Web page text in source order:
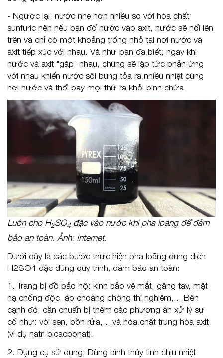
- Ngược lại, nước nhẹ hơn nhiều so với hóa chất
sunfuric nên nếu bạn đổ nước vào axit, nước sẽ nổi lên
trên và chỉ có một khoảng trống nhỏ tại nơi nước và
axit tiếp xúc với nhau. Và như bạn đã biết, ngay khi
nước và axit "gặp" nhau, chúng sẽ lập tức phản ứng
với nhau khiến nước sôi bùng tỏa ra nhiều nhiệt cùng
hơi nước và thổi bay mọi thứ ra khỏi bình chứa.
Luôn cho H2SO4đặc vào nước khi pha loãng để đảm
bảo an toàn. Ảnh: Internet.
Dưới đây là các bước thực hiện pha loãng dung dịch
H2SO4 đặc đúng quy trình, đảm bảo an toàn:
1. Trang bị đồ bảo hộ: kính bảo vệ mắt, găng tay, mặt
nạ chống độc, áo choàng phòng thí nghiệm,... Bên
cạnh đó, cần chuẩn bị thêm các phương án xử lý sự
cố như: vòi sen, bồn rửa,... và hóa chất trung hòa axit
(ví dụ natri bicacbonat).
2. Dụng cụ sử dụng: Dùng bình thủy tinh chịu nhiệt